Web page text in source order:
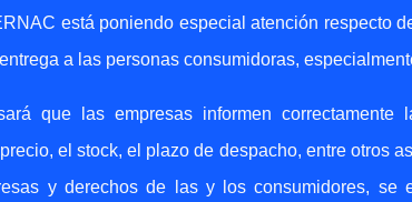
está poniendo especial atención respecto
a las personas consumidoras,
que las empresas informen correctamente
el stock, el plazo de despacho, entre otros
y derechos de las y los consumidores, se